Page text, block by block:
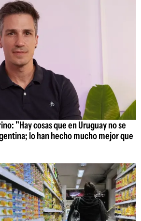
"Hay cosas que en Uruguay no se
lo han hecho mucho mejor que